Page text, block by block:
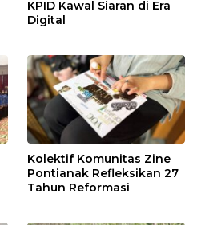
KPID Kawal Siaran di Era
Digital
Kolektif Komunitas Zine
Pontianak Refleksikan 27
Tahun Reformasi